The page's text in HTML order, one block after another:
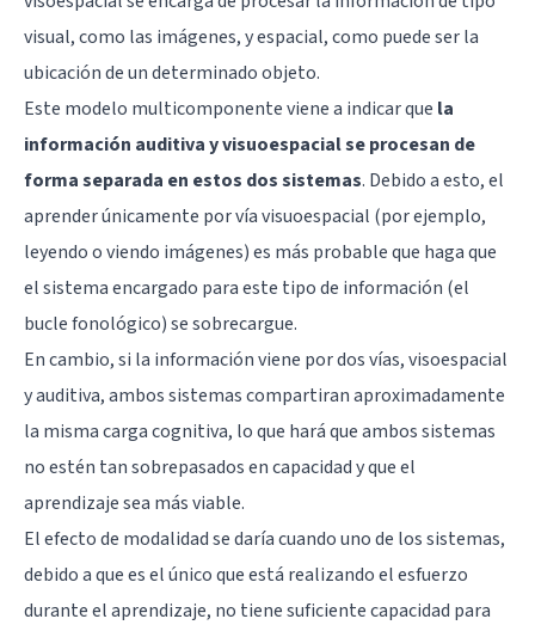
visual, como las imágenes, y espacial, como puede ser la
ubicación de un determinado objeto.
Este modelo multicomponente viene a indicar que la
información auditiva y visuoespacial se procesan de
forma separada en estos dos sistemas. Debido a esto, el
aprender únicamente por vía visuoespacial (por ejemplo,
leyendo o viendo imágenes) es más probable que haga que
el sistema encargado para este tipo de información (el
bucle fonológico) se sobrecargue.
En cambio, si la información viene por dos vías, visoespacial
y auditiva, ambos sistemas compartiran aproximadamente
la misma carga cognitiva, lo que hará que ambos sistemas
no estén tan sobrepasados en capacidad y que el
aprendizaje sea más viable.
El efecto de modalidad se daría cuando uno de los sistemas,
debido a que es el único que está realizando el esfuerzo
durante el aprendizaje, no tiene suficiente capacidad para